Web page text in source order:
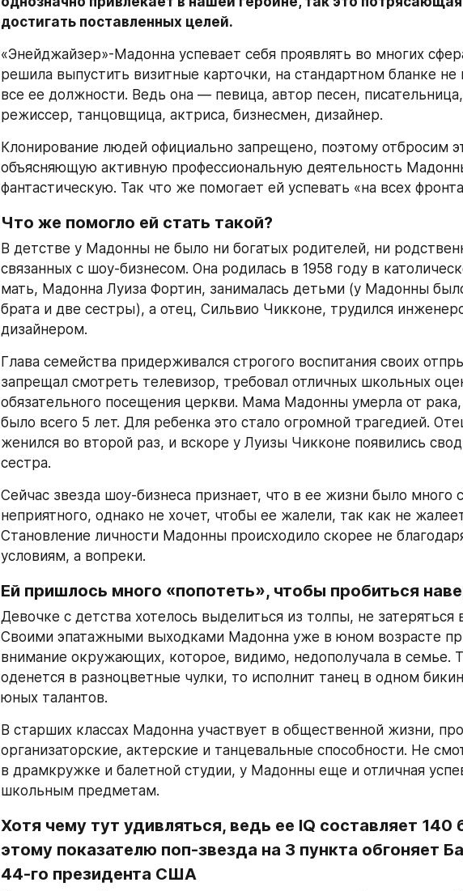
достигать поставленных целей.
«Энейджайзер»-Мадонна успевает себя проявлять во многих
решила выпустить визитные карточки, на стандартном бланке
все ее должности. Ведь она — певица, автор песен,
режиссер, танцовщица, актриса, бизнесмен, дизайнер.
Клонирование людей официально запрещено, поэтому отбросим
объясняющую активную профессиональную деятельность
фантастическую. Так что же помогает ей успевать «на всех
Что же помогло ей стать такой?
В детстве у Мадонны не было ни богатых родителей, ни
связанных с шоу-бизнесом. Она родилась в 1958 году в
мать, Мадонна Луиза Фортин, занималась детьми (у Мадонны
брата и две сестры), а отец, Сильвио Чикконе, трудился
дизайнером.
Глава семейства придерживался строгого воспитания своих
запрещал смотреть телевизор, требовал отличных школьных
обязательного посещения церкви. Мама Мадонны умерла от рака,
было всего 5 лет. Для ребенка это стало огромной трагедией.
женился во второй раз, и вскоре у Луизы Чикконе появились
сестра.
Сейчас звезда шоу-бизнеса признает, что в ее жизни было много
неприятного, однако не хочет, чтобы ее жалели, так как не
Становление личности Мадонны происходило скорее не
условиям, а вопреки.
Ей пришлось много «попотеть», чтобы пробиться
Девочке с детства хотелось выделиться из толпы, не затеряться
Своими эпатажными выходками Мадонна уже в юном возрасте
внимание окружающих, которое, видимо, недополучала в семье.
оденется в разноцветные чулки, то исполнит танец в одном
юных талантов.
В старших классах Мадонна участвует в общественной жизни,
организаторские, актерские и танцевальные способности. Не
в драмкружке и балетной студии, у Мадонны еще и отличная
школьным предметам.
Хотя чему тут удивляться, ведь ее IQ составляет 140
этому показателю поп-звезда на 3 пункта обгоняет
44-го президента США